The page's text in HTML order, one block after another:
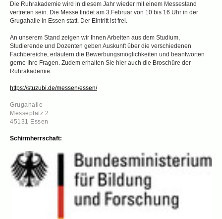
Die Ruhrakademie wird in diesem Jahr wieder mit einem Messestand
vertreten sein. Die Messe findet am 3.Februar von 10 bis 16 Uhr in der
Grugahalle in Essen statt. Der Eintritt ist frei.
An unserem Stand zeigen wir Ihnen Arbeiten aus dem Studium,
Studierende und Dozenten geben Auskunft über die verschiedenen
Fachbereiche, erläutern die Bewerbungsmöglichkeiten und beantworten
gerne Ihre Fragen. Zudem erhalten Sie hier auch die Broschüre der
Ruhrakademie.
https://stuzubi.de/messen/essen/
Grugahalle
Messeplatz 2
45131 Essen
Schirmherrschaft: